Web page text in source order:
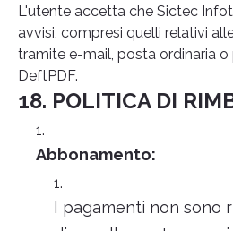
L'utente accetta che Sictec
avvisi, compresi quelli relativi
tramite e-mail, posta ordinaria
DeftPDF.
18. POLITICA DI
Abbonamento:
I pagamenti non sono